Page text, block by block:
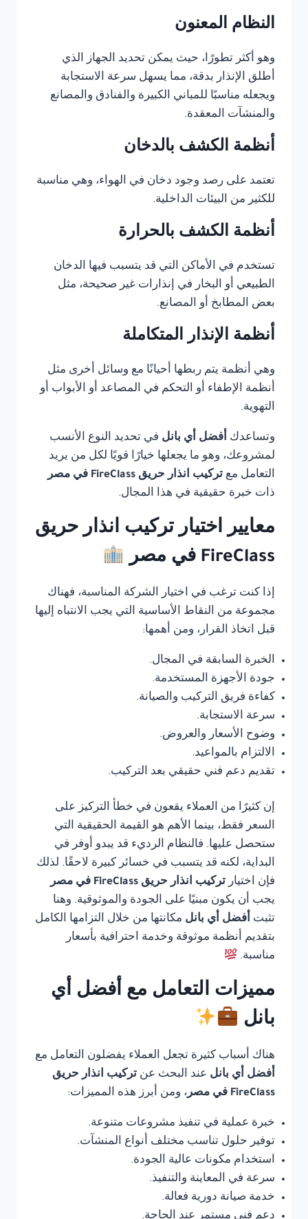
النظام المعنون
وهو أكثر تطورًا، حيث يمكن تحديد الجهاز الذي
أطلق الإنذار بدقة، مما يسهل سرعة الاستجابة
ويجعله مناسبًا للمباني الكبيرة والفنادق والمصانع
والمنشآت المعقدة.
أنظمة الكشف بالدخان
تعتمد على رصد وجود دخان في الهواء، وهي مناسبة
للكثير من البيئات الداخلية.
أنظمة الكشف بالحرارة
تستخدم في الأماكن التي قد يتسبب فيها الدخان
الطبيعي أو البخار في إنذارات غير صحيحة، مثل
بعض المطابخ أو المصانع.
أنظمة الإنذار المتكاملة
وهي أنظمة يتم ربطها أحيانًا مع وسائل أخرى مثل
أنظمة الإطفاء أو التحكم في المصاعد أو الأبواب أو
التهوية.
وتساعدك أفضل أي بانل في تحديد النوع الأنسب
لمشروعك، وهو ما يجعلها خيارًا قويًا لكل من يريد
التعامل مع تركيب انذار حريق FireClass في مصر
ذات خبرة حقيقية في هذا المجال.
معايير اختيار تركيب انذار حريق
FireClass في مصر
إذا كنت ترغب في اختيار الشركة المناسبة، فهناك
مجموعة من النقاط الأساسية التي يجب الانتباه إليها
قبل اتخاذ القرار، ومن أهمها:
الخبرة السابقة في المجال.
جودة الأجهزة المستخدمة.
كفاءة فريق التركيب والصيانة.
سرعة الاستجابة.
وضوح الأسعار والعروض.
الالتزام بالمواعيد.
تقديم دعم فني حقيقي بعد التركيب.
إن كثيرًا من العملاء يقعون في خطأ التركيز على
السعر فقط، بينما الأهم هو القيمة الحقيقية التي
ستحصل عليها. فالنظام الرديء قد يبدو أوفر في
البداية، لكنه قد يتسبب في خسائر كبيرة لاحقًا. لذلك
فإن اختيار تركيب انذار حريق FireClass في مصر
يجب أن يكون مبنيًا على الجودة والموثوقية. وهنا
تثبت أفضل أي بانل مكانتها من خلال التزامها الكامل
بتقديم أنظمة موثوقة وخدمة احترافية بأسعار
مناسبة.
مميزات التعامل مع أفضل أي
بانل
هناك أسباب كثيرة تجعل العملاء يفضلون التعامل مع
أفضل أي بانل عند البحث عن تركيب انذار حريق
FireClass في مصر
، ومن أبرز هذه المميزات:
خبرة عملية في تنفيذ مشروعات متنوعة.
توفير حلول تناسب مختلف أنواع المنشآت.
استخدام مكونات عالية الجودة.
سرعة في المعاينة والتنفيذ.
خدمة صيانة دورية فعالة.